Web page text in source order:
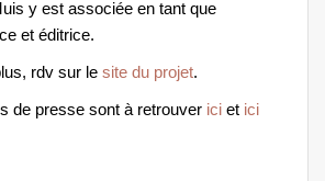
y est associée en tant que
et éditrice.
rdv sur le site du projet.
de presse sont à retrouver ici et ici